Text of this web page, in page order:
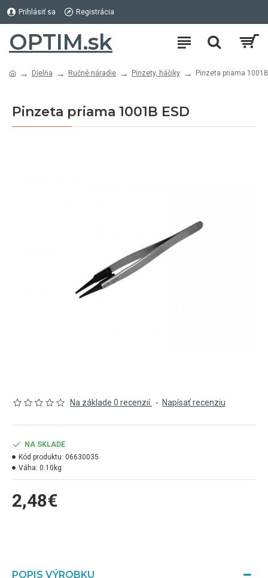
Prihlásiť sa Registrácia
OPTIM.sk
Dielňa Ručné náradie Pinzety, háčiky Pinzeta priama
Pinzeta priama 1001B ESD
Na základe 0 recenzií. - Napísať recenziu
2,48€
NA SKLADE
Kód produktu: 06630035
Váha: 0.10kg
POPIS VÝROBKU